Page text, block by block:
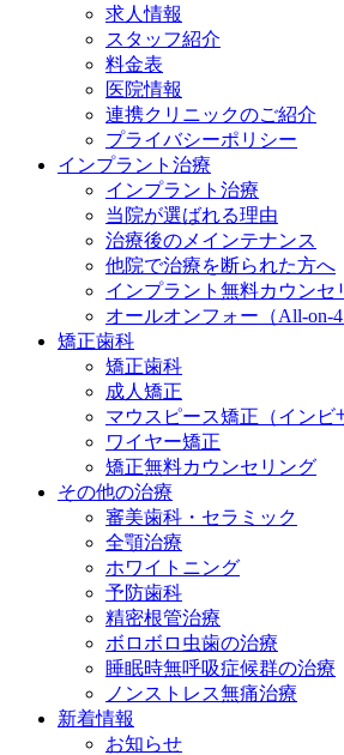
求人情報
スタッフ紹介
料金表
医院情報
連携クリニックのご紹介
プライバシーポリシー
インプラント治療
インプラント治療
当院が選ばれる理由
治療後のメインテナンス
他院で治療を断られた方へ
インプラント無料カウンセ
オールオンフォー（All-on-4
矯正歯科
矯正歯科
成人矯正
マウスピース矯正（インビ
ワイヤー矯正
矯正無料カウンセリング
その他の治療
審美歯科・セラミック
全顎治療
ホワイトニング
予防歯科
精密根管治療
ボロボロ虫歯の治療
睡眠時無呼吸症候群の治療
ノンストレス無痛治療
新着情報
お知らせ